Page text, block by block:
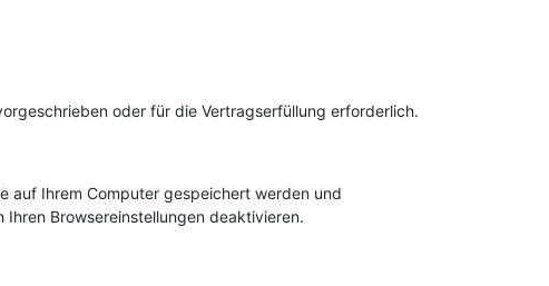
oder für die Vertragserfüllung erforderlich.
auf Ihrem Computer gespeichert werden und
Browsereinstellungen deaktivieren.